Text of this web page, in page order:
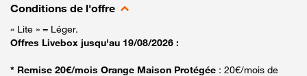
Conditions de l'offre
« Lite » = Léger.
Offres Livebox jusqu'au 19/08/2026 :
* Remise 20€/mois Orange Maison Protégée : 20€/mois de